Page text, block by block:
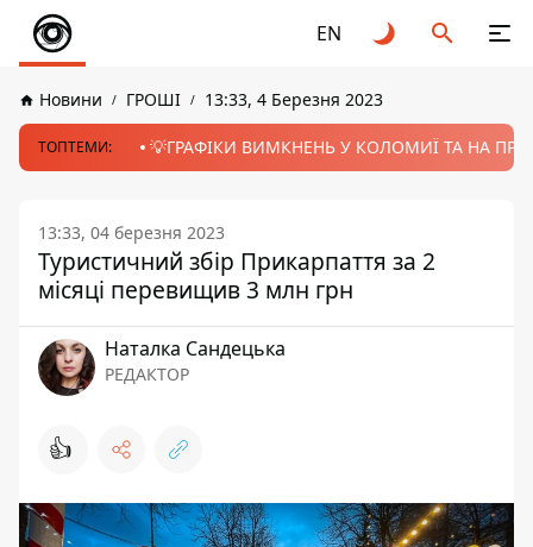
EN
Новини ГРОШІ 13:33, 4 Березня 2023
ТОПТЕМИ: 💡ГРАФІКИ ВИМКНЕНЬ У КОЛОМИЇ ТА НА
13:33, 04 березня 2023
Туристичний збір Прикарпаття за 2
місяці перевищив 3 млн грн
Наталка Сандецька
РЕДАКТОР
👍